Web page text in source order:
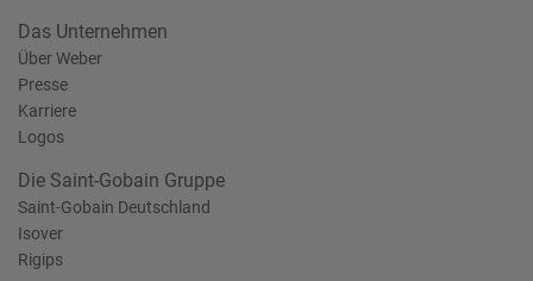
Das Unternehmen
Über Weber
Presse
Karriere
Logos
Die Saint-Gobain Gruppe
Saint-Gobain Deutschland
Isover
Rigips